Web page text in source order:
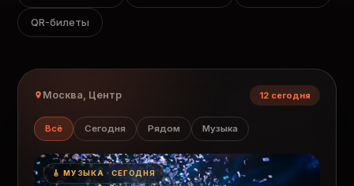
QR-билеты
Москва, Центр 12 сегодня
Всё Сегодня Рядом Музыка
🎸 МУЗЫКА · СЕГОДНЯ